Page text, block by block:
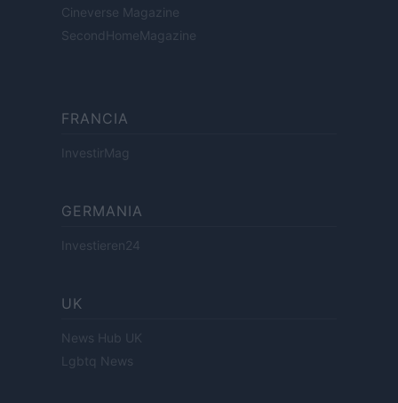
Cineverse Magazine
SecondHomeMagazine
FRANCIA
InvestirMag
GERMANIA
Investieren24
UK
News Hub UK
Lgbtq News